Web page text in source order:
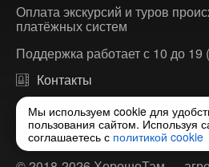
Оплата экскурсий и туров
платёжных систем
Поддержка работает с 10 до
Контакты
support@horosho-tam.ru
Мы используем cookie для
пользования сайтом. Используя
соглашаетесь с политикой cookie